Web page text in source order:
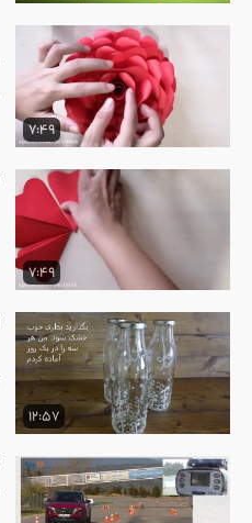
7:49
7:49
12:57